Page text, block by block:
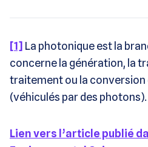
[1] La photonique est la
concerne la génération, la
traitement ou la conversion
(véhiculés par des photons).
Lien vers l’article publié